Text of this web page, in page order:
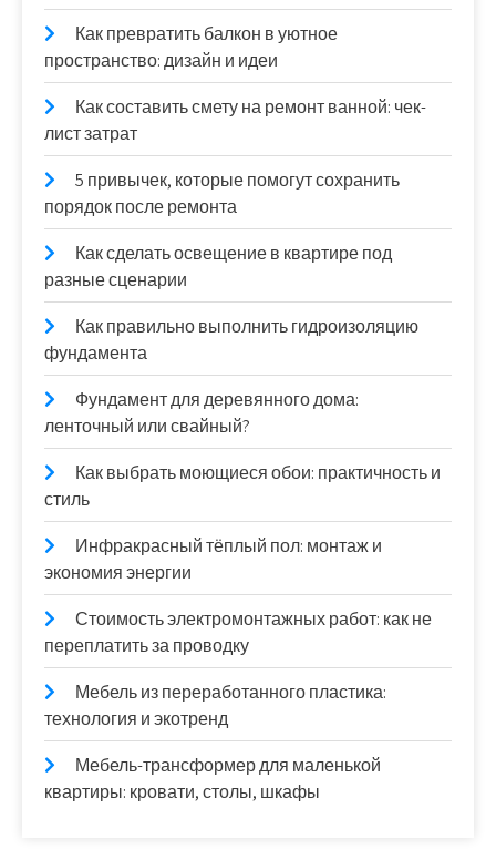
Как превратить балкон в уютное
пространство: дизайн и идеи
Как составить смету на ремонт ванной: чек-
лист затрат
5 привычек, которые помогут сохранить
порядок после ремонта
Как сделать освещение в квартире под
разные сценарии
Как правильно выполнить гидроизоляцию
фундамента
Фундамент для деревянного дома:
ленточный или свайный?
Как выбрать моющиеся обои: практичность и
стиль
Инфракрасный тёплый пол: монтаж и
экономия энергии
Стоимость электромонтажных работ: как не
переплатить за проводку
Мебель из переработанного пластика:
технология и экотренд
Мебель-трансформер для маленькой
квартиры: кровати, столы, шкафы